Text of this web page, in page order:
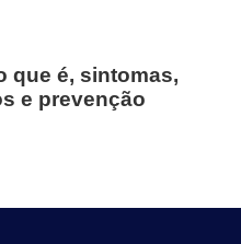
que é, sintomas,
e prevenção